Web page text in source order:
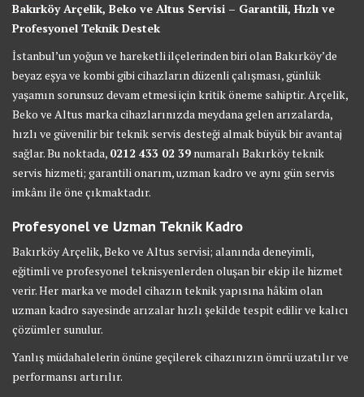
Bakırköy Arçelik, Beko ve Altus Servisi – Garantili, Hızlı ve
Profesyonel Teknik Destek
İstanbul’un yoğun ve hareketli ilçelerinden biri olan Bakırköy’de
beyaz eşya ve kombi gibi cihazların düzenli çalışması, günlük
yaşamın sorunsuz devam etmesi için kritik öneme sahiptir. Arçelik,
Beko ve Altus marka cihazlarınızda meydana gelen arızalarda,
hızlı ve güvenilir bir teknik servis desteği almak büyük bir avantaj
sağlar. Bu noktada, 0212 433 02 39 numaralı Bakırköy teknik
servis hizmeti; garantili onarım, uzman kadro ve aynı gün servis
imkânı ile öne çıkmaktadır.
Profesyonel ve Uzman Teknik Kadro
Bakırköy Arçelik, Beko ve Altus servisi; alanında deneyimli,
eğitimli ve profesyonel teknisyenlerden oluşan bir ekip ile hizmet
verir. Her marka ve model cihazın teknik yapısına hâkim olan
uzman kadro sayesinde arızalar hızlı şekilde tespit edilir ve kalıcı
çözümler sunulur.
Yanlış müdahalelerin önüne geçilerek cihazınızın ömrü uzatılır ve
performansı artırılır.